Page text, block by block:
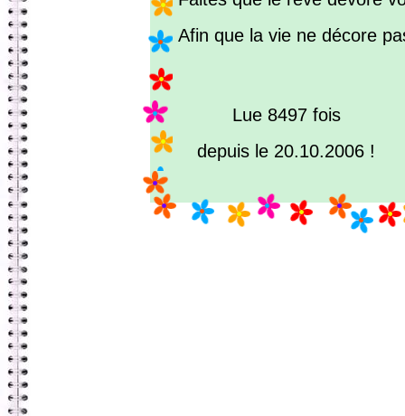
Afin que la vie ne décore
Lue 8497 fois
depuis le 20.10.2006 !